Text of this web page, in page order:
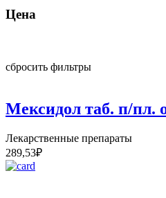
Цена
сбросить фильтры
Мексидол таб. п/пл.
Лекарственные препараты
289,53₽